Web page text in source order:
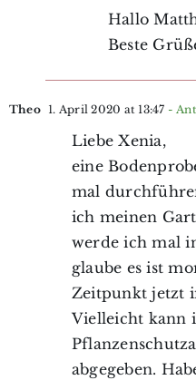
Hallo
Beste
Theo 1. April 2020 at 13:47 -
Liebe Xenia,
eine
mal
ich meinen
werde ich mal
glaube es ist
Zeitpunkt jetzt
Vielleicht kann
abgegeben.